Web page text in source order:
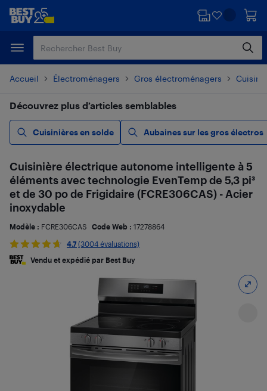
Passer
principal
Passer
Accueil Électroménagers Gros électroménagers
Découvrez plus d’articles semblables
Cuisinières en solde Aubaines sur les gros électros
Cuisinière électrique autonome intelligente à 5
éléments avec technologie EvenTemp de 5,3 pi³
et de 30 po de Frigidaire (FCRE306CAS) - Acier
inoxydable
Modèle : FCRE306CAS Code Web : 17278864
4.7 (3004 évaluations)
Vendu et expédié par Best Buy